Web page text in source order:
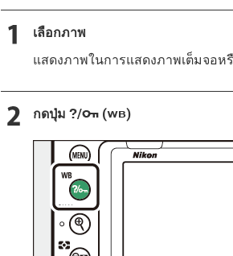
เลือกภาพ
แสดงภาพในการแสดงภาพเต็มจอ
กดปุ่ม Q/g (U)